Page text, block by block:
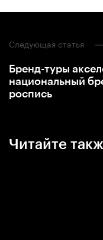
Читайте
Следующая статья
Бренд-туры
национальный
роспись